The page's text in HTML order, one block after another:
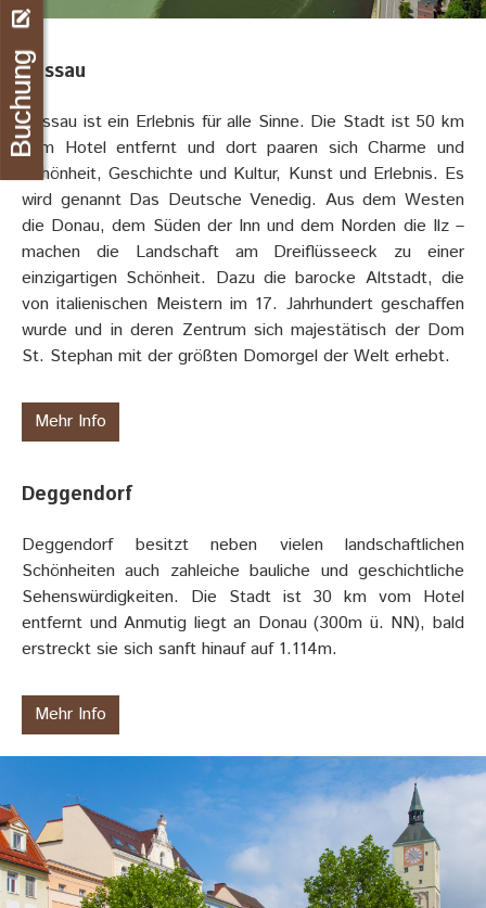
Passau
Passau ist ein Erlebnis für alle Sinne. Die Stadt ist 50 km
vom Hotel entfernt und dort paaren sich Charme und
Schönheit, Geschichte und Kultur, Kunst und Erlebnis. Es
wird genannt Das Deutsche Venedig. Aus dem Westen
die Donau, dem Süden der Inn und dem Norden die Ilz –
machen die Landschaft am Dreiflüsseeck zu einer
einzigartigen Schönheit. Dazu die barocke Altstadt, die
von italienischen Meistern im 17. Jahrhundert geschaffen
wurde und in deren Zentrum sich majestätisch der Dom
St. Stephan mit der größten Domorgel der Welt erhebt.
Mehr Info
Deggendorf
Deggendorf besitzt neben vielen landschaftlichen
Schönheiten auch zahleiche bauliche und geschichtliche
Sehenswürdigkeiten. Die Stadt ist 30 km vom Hotel
entfernt und Anmutig liegt an Donau (300m ü. NN), bald
erstreckt sie sich sanft hinauf auf 1.114m.
Mehr Info
Buchung